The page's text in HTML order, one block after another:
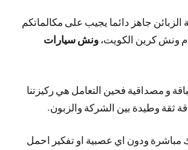
جاهز دائما يجيب على مكالماتكم
ونش كرين الكويت، ونش سيارات
و مصداقية فحين التعامل هي ركيزتنا
ثقة وطيدة بين الشركة والزبون.
مباشرة ودون اي عصبية او تفكير احمل